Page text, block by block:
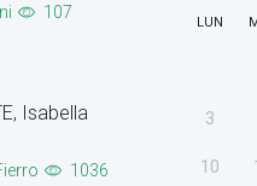
107
Isabella
1036
LUN
3
10